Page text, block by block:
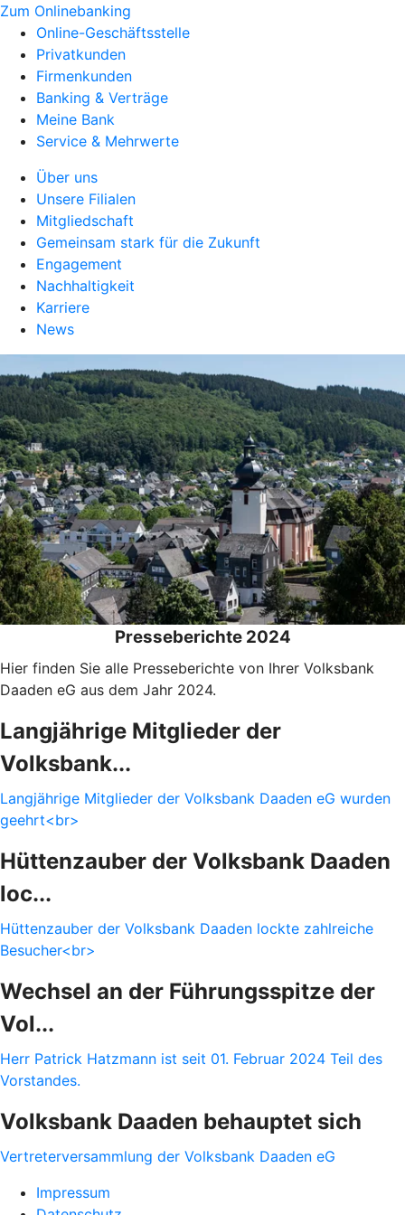
Zum Onlinebanking
Online-Geschäftsstelle
Privatkunden
Firmenkunden
Banking & Verträge
Meine Bank
Service & Mehrwerte
Über uns
Unsere Filialen
Mitgliedschaft
Gemeinsam stark für die Zukunft
Engagement
Nachhaltigkeit
Karriere
News
Presseberichte 2024
Hier finden Sie alle Presseberichte von Ihrer Volksbank
Daaden eG aus dem Jahr 2024.
Langjährige Mitglieder der
Volksbank...
Langjährige Mitglieder der Volksbank Daaden eG wurden
geehrt<br>
Hüttenzauber der Volksbank Daaden
loc...
Hüttenzauber der Volksbank Daaden lockte zahlreiche
Besucher<br>
Wechsel an der Führungsspitze der
Vol...
Herr Patrick Hatzmann ist seit 01. Februar 2024 Teil des
Vorstandes.
Volksbank Daaden behauptet sich
Vertreterversammlung der Volksbank Daaden eG
Impressum